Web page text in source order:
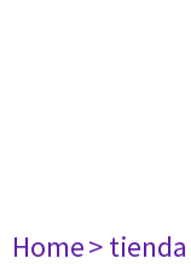
Home> tienda